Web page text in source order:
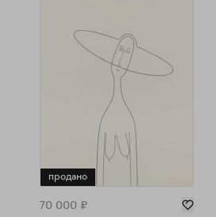
продано
70 000 ₽